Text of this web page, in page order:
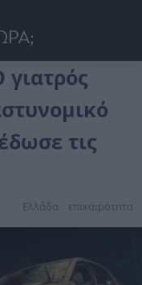
τις
Ελλάδα επικαιpότnτα